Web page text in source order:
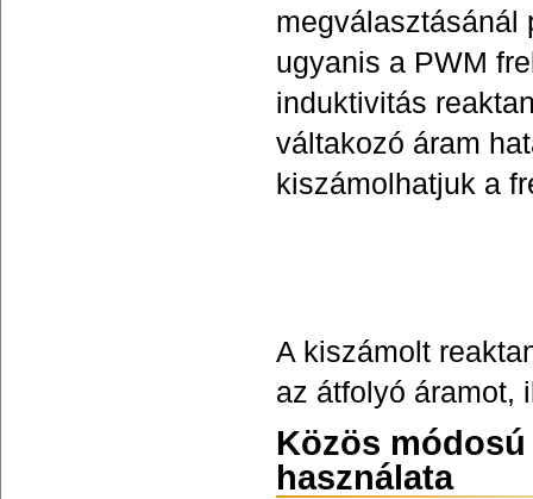
megválasztásánál
ugyanis a PWM
induktivitás
váltakozó áram
kiszámolhatjuk a
A kiszámolt
az átfolyó áramot,
Közös
használata